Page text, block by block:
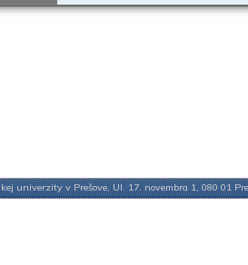
univerzity v Prešove, Ul. 17. novembra 1, 080 01